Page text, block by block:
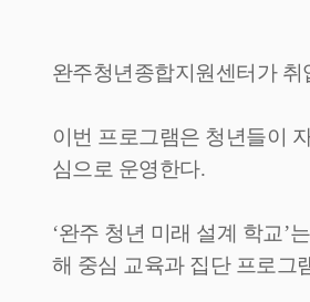
완주청년종합지원센터가
이번 프로그램은 청년들이
심으로 운영한다.
‘완주 청년 미래 설계 학교’
해 중심 교육과 집단 프로그